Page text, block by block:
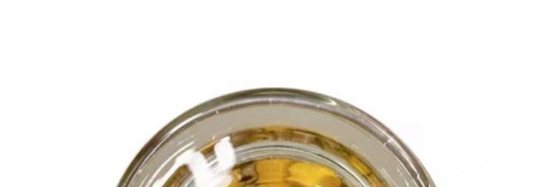
Krimp het verpakken, Individuele verpakking,
OEM verpakking, Natuurlijke verpakking in